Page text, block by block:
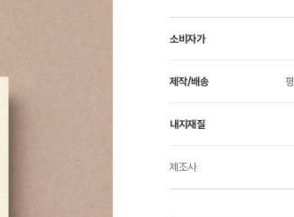
소비자가
제작/배송
내지재질
제조사